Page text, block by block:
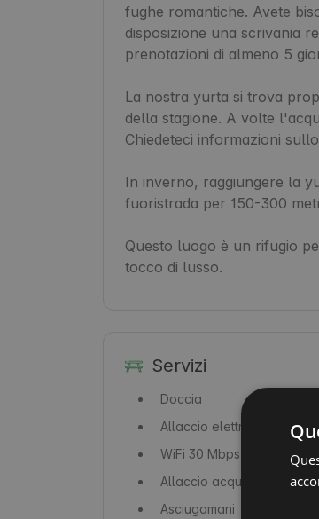
fughe romantiche. Avete
disposizione una scrivania
prenotazioni di almeno 5
La nostra yurta si trova
della stagione. A volte
Chiedeteci informazioni
In inverno, raggiungere la
fuoristrada per 150-300
Questo luogo è un rifugio
tocco di lusso.
Servizi
Doccia
Allaccio elettrico
WiFi 30 Mbps
Allaccio acqua
Asciugamani